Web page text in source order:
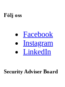
Följ oss
Facebook
Instagram
LinkedIn
Security Adviser Board